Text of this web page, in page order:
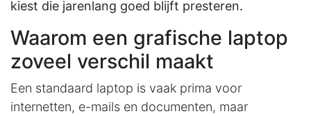
kiest die jarenlang goed blijft presteren.
Waarom een grafische laptop
zoveel verschil maakt
Een standaard laptop is vaak prima voor
internetten, e-mails en documenten, maar